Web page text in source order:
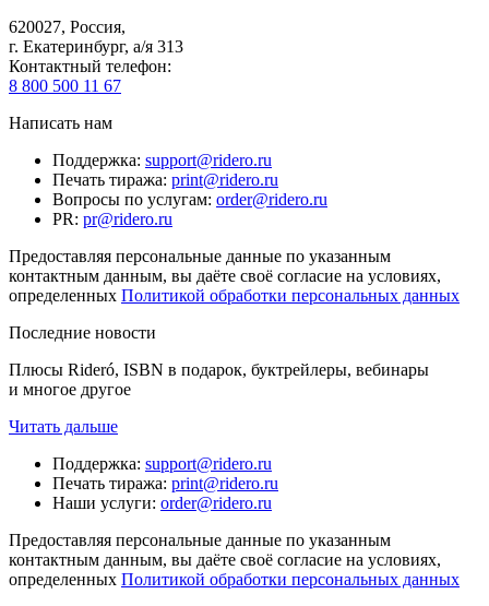
620027, Россия,
г. Екатеринбург, а/я 313
Контактный телефон:
8 800 500 11 67
Написать нам
Поддержка: support@ridero.ru
Печать тиража: print@ridero.ru
Вопросы по услугам: order@ridero.ru
PR: pr@ridero.ru
Предоставляя персональные данные по указанным
контактным данным, вы даёте своё согласие на условиях,
определенных Политикой обработки персональных данных
Последние новости
Плюсы Rideró, ISBN в подарок, буктрейлеры, вебинары
и многое другое
Читать дальше
Поддержка: support@ridero.ru
Печать тиража: print@ridero.ru
Наши услуги: order@ridero.ru
Предоставляя персональные данные по указанным
контактным данным, вы даёте своё согласие на условиях,
определенных Политикой обработки персональных данных